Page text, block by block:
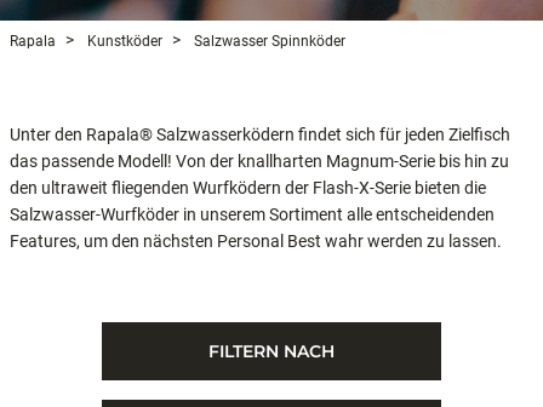
Rapala Kunstköder Salzwasser Spinnköder
Unter den Rapala® Salzwasserködern findet sich für jeden Zielfisch
das passende Modell! Von der knallharten Magnum-Serie bis hin zu
den ultraweit fliegenden Wurfködern der Flash-X-Serie bieten die
Salzwasser-Wurfköder in unserem Sortiment alle entscheidenden
Features, um den nächsten Personal Best wahr werden zu lassen.
FILTERN NACH